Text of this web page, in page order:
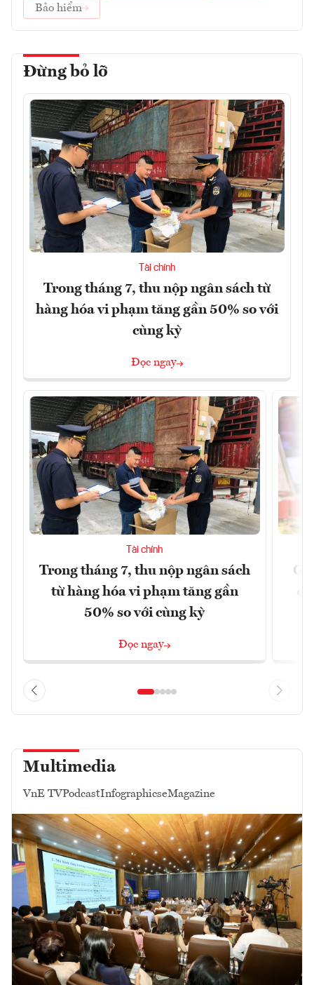
Bảo hiểm
Đừng bỏ lỡ
Tài chính
Trong tháng 7, thu nộp ngân sách từ
hàng hóa vi phạm tăng gần 50% so với
cùng kỳ
Đọc ngay
Tài chính
Trong tháng 7, thu nộp ngân sách
từ hàng hóa vi phạm tăng gần
50% so với cùng kỳ
Đọc ngay
Multimedia
VnE TVPodcastInfographicseMagazine